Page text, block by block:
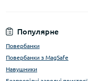
Популярне
Повербанки
Повербанки з MagSafe
Навушники